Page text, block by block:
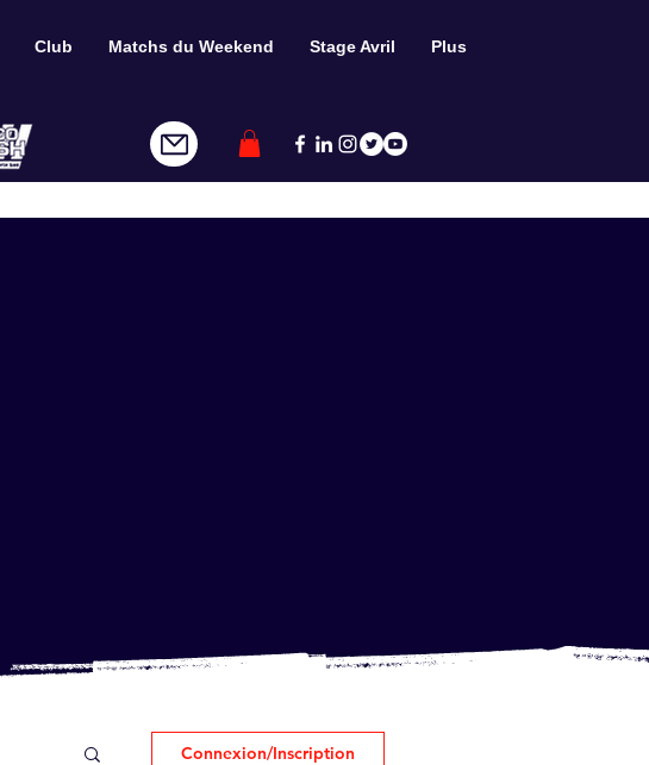
Club Matchs du Weekend Stage Avril Plus
Connexion/Inscription